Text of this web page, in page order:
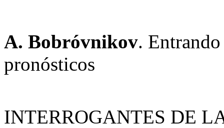
A. Bobróvnikov.
pronósticos
INTERROGANTES DE